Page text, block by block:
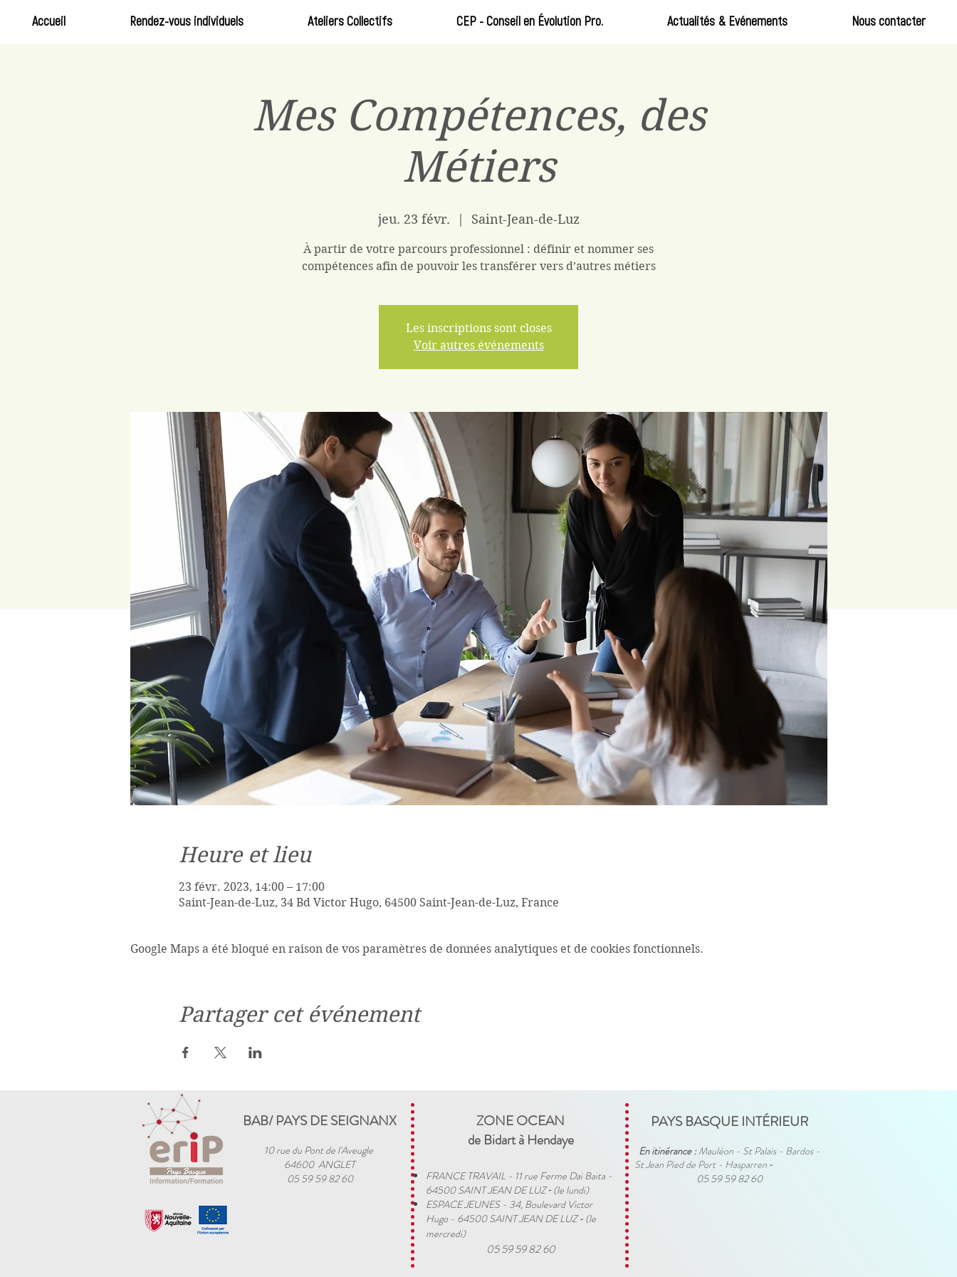
Accueil Rendez-vous individuels Ateliers Collectifs CEP - Conseil en Évolution Pro. Actualités & Evénements Nous contacter
Mes Compétences, des
Métiers
jeu. 23 févr. Saint-Jean-de-Luz
À partir de votre parcours professionnel : définir et nommer ses
compétences afin de pouvoir les transférer vers d’autres métiers
Les inscriptions sont closes
Voir autres événements
Heure et lieu
23 févr. 2023, 14:00 – 17:00
Saint-Jean-de-Luz, 34 Bd Victor Hugo, 64500 Saint-Jean-de-Luz, France
Google Maps a été bloqué en raison de vos paramètres de données analytiques et de cookies fonctionnels.
Partager cet événement
BAB/ PAYS DE SEIGNANX
10 rue du Pont de l'Aveugle
64600 ANGLET
05 59 59 82 60
ZONE OCEAN
de Bidart à Hendaye​
FRANCE TRAVAIL - 11 rue Ferme Dai Baita -
64500 SAINT JEAN DE LUZ​ - (le lundi)
ESPACE JEUNES - 34, Boulevard Victor
Hugo - 64500 SAINT JEAN DE LUZ- (le
mercredi)
05 59 59 82 60
PAYS BASQUE INTÉRIEUR
En itinérance :Mauléon - St Palais - Bardos -
St Jean Pied de Port - Hasparren -
05 59 59 82 60